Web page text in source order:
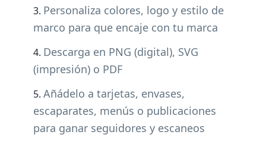
Personaliza colores, logo y estilo de
marco para que encaje con tu marca
Descarga en PNG (digital), SVG
(impresión) o PDF
Añádelo a tarjetas, envases,
escaparates, menús o publicaciones
para ganar seguidores y escaneos